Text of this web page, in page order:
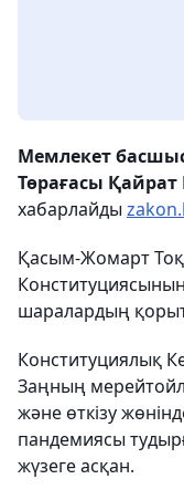
Мемлекет
Төрағасы
хабарлайды
Қасым-Жомарт
шаралардың
Конституциялық
Заңның
және өткізу
пандемиясы
жүзеге асқан.